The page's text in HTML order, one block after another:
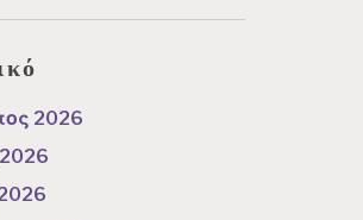
2026